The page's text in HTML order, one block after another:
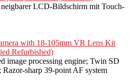
LCD-Bildschirm mit Touch-
with 18-105mm VR Lens Kit
Refurbished)
image processing engine; Twin SD
sharp 39-point AF system